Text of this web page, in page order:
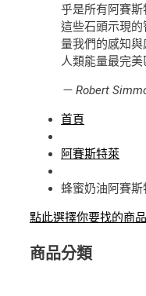
乎是所有阿賽
這些石頭示現
量我們的感知
人類能量最完美
－ Robert
首頁
阿賽斯特萊
蜂蜜奶油阿賽斯
點此選擇你要找的商
商品分類